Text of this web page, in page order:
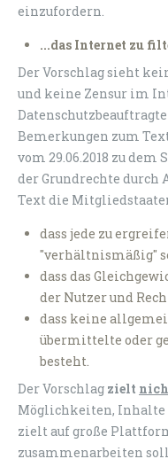
einzufordern.
...das Internet zu
Der Vorschlag sieht
und keine Zensur im
Bemerkungen zum
vom 29.06.2018 zu dem
der Grundrechte durch
Text die
dass jede zu
"verhältnismäßig"
dass das
der Nutzer und
dass keine
übermittelte oder
besteht.
Der Vorschlag zielt
Möglichkeiten, Inhalte
zielt auf große
zusammenarbeiten